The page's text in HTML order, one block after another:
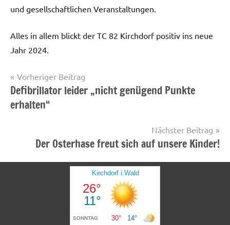
und gesellschaftlichen Veranstaltungen.
Alles in allem blickt der TC 82 Kirchdorf positiv ins neue
Jahr 2024.
Startseite
Beitragsnavigation
Vorheriger Beitrag
Defibrillator leider „nicht genügend Punkte
erhalten“
Nächster Beitrag
Der Osterhase freut sich auf unsere Kinder!